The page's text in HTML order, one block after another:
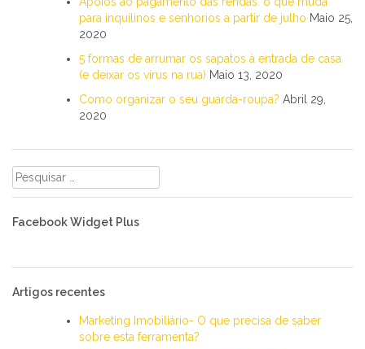
para inquilinos e senhorios a partir de julho Maio 25,
2020
5 formas de arrumar os sapatos à entrada de casa
(e deixar os vírus na rua) Maio 13, 2020
Como organizar o seu guarda-roupa? Abril 29,
2020
Pesquisar
por:
Facebook Widget Plus
Artigos recentes
Marketing Imobiliário- O que precisa de saber
sobre esta ferramenta?